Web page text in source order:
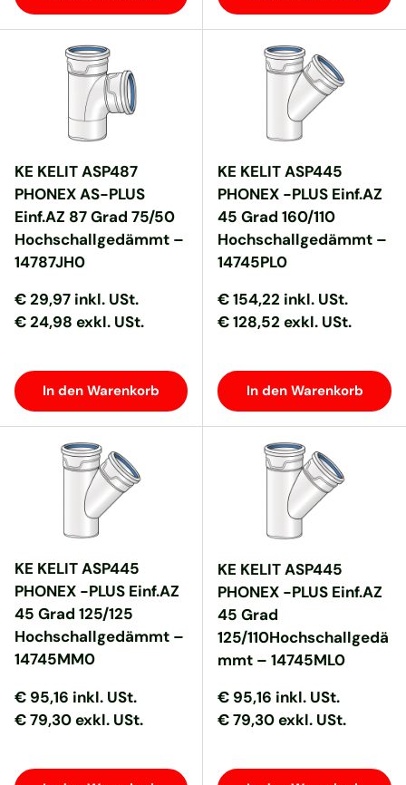
KE KELIT ASP487
PHONEX AS-PLUS
Einf.AZ 87 Grad 75/50
Hochschallgedämmt –
14787JH0
Normaler Preis
Normaler Preis
€ 29,97 inkl. USt.
€ 24,98 exkl. USt.
In den Warenkorb
KE KELIT ASP445
PHONEX -PLUS Einf.AZ
45 Grad 160/110
Hochschallgedämmt –
14745PL0
Normaler Preis
Normaler Preis
€ 154,22 inkl. USt.
€ 128,52 exkl. USt.
In den Warenkorb
KE KELIT ASP445
PHONEX -PLUS Einf.AZ
45 Grad 125/125
Hochschallgedämmt –
14745MM0
Normaler Preis
Normaler Preis
€ 95,16 inkl. USt.
€ 79,30 exkl. USt.
KE KELIT ASP445
PHONEX -PLUS Einf.AZ
45 Grad
125/110Hochschallgedä
mmt – 14745ML0
Normaler Preis
Normaler Preis
€ 95,16 inkl. USt.
€ 79,30 exkl. USt.